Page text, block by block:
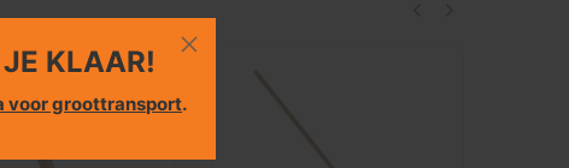
KLAAR!
voor groottransport.